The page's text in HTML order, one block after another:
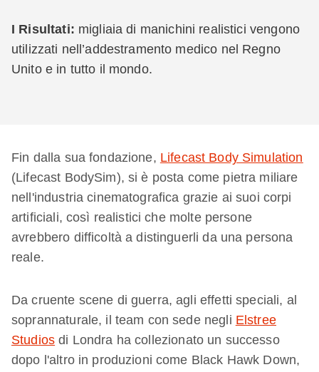
I Risultati: migliaia di manichini realistici vengono
utilizzati nell’addestramento medico nel Regno
Unito e in tutto il mondo.
Fin dalla sua fondazione, Lifecast Body Simulation
(Lifecast BodySim), si è posta come pietra miliare
nell'industria cinematografica grazie ai suoi corpi
artificiali, così realistici che molte persone
avrebbero difficoltà a distinguerli da una persona
reale.
Da cruente scene di guerra, agli effetti speciali, al
soprannaturale, il team con sede negli Elstree
Studios di Londra ha collezionato un successo
dopo l'altro in produzioni come Black Hawk Down,